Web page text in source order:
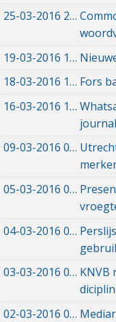
25-03-2016 25-03-2016 16:22
19-03-2016 19-03-2016 08:04
18-03-2016 18-03-2016 14:53
Fors
16-03-2016 16-03-2016 17:53
09-03-2016 09-03-2016 18:43
05-03-2016 05-03-2016 12:00
04-03-2016 04-03-2016 12:00
03-03-2016 03-03-2016 12:00
KNVB
02-03-2016 02-03-2016 11:41